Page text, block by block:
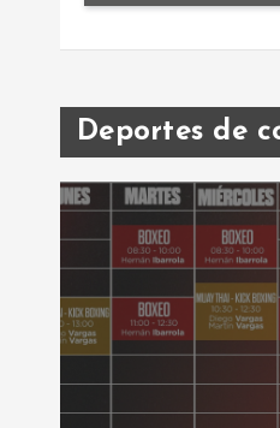
Deportes de